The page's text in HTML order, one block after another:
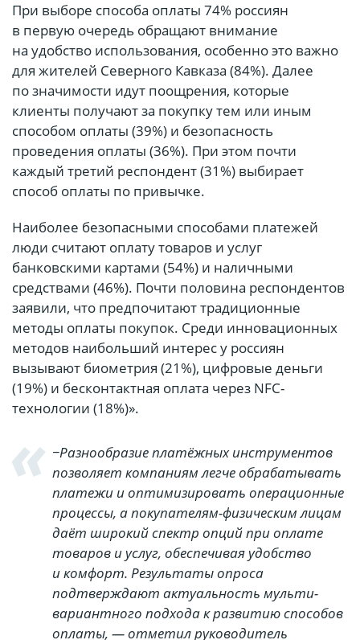
При выборе способа оплаты 74% россиян
в первую очередь обращают внимание
на удобство использования, особенно это важно
для жителей Северного Кавказа (84%). Далее
по значимости идут поощрения, которые
клиенты получают за покупку тем или иным
способом оплаты (39%) и безопасность
проведения оплаты (36%). При этом почти
каждый третий респондент (31%) выбирает
способ оплаты по привычке.
Наиболее безопасными способами платежей
люди считают оплату товаров и услуг
банковскими картами (54%) и наличными
средствами (46%). Почти половина респондентов
заявили, что предпочитают традиционные
методы оплаты покупок. Среди инновационных
методов наибольший интерес у россиян
вызывают биометрия (21%), цифровые деньги
(19%) и бесконтактная оплата через NFC-
технологии (18%)».
−Разнообразие платёжных инструментов
позволяет компаниям легче обрабатывать
платежи и оптимизировать операционные
процессы, а покупателям-физическим лицам
даёт широкий спектр опций при оплате
товаров и услуг, обеспечивая удобство
и комфорт. Результаты опроса
подтверждают актуальность мульти-
вариантного подхода к развитию способов
оплаты, — отметил руководитель